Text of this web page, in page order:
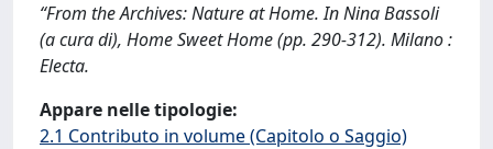
“From the Archives: Nature at Home. In Nina Bassoli
(a cura di), Home Sweet Home (pp. 290-312). Milano :
Electa.
Appare nelle tipologie:
2.1 Contributo in volume (Capitolo o Saggio)